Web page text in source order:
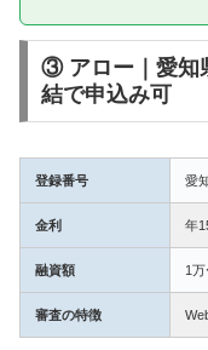
③ アロー｜愛知
結で申込み可
登録番号 愛
金利 年
融資額 1
審査の特徴